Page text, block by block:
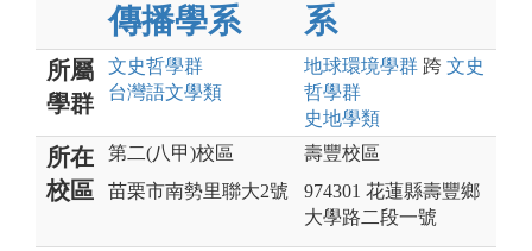
傳播學系
系
所屬
學群
文史哲學群
台灣語文學類
地球環境學群 跨 文史
哲學群
史地學類
所在
校區
第二(八甲)校區
苗栗市南勢里聯大2號
壽豐校區
974301 花蓮縣壽豐鄉
大學路二段一號